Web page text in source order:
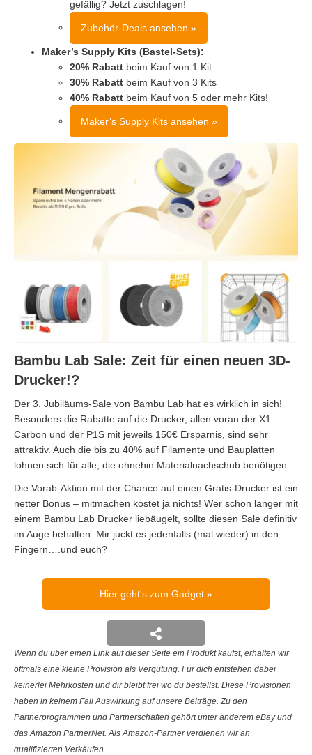
gefällig? Jetzt zuschlagen!
Zubehör-Deals ansehen »
Maker’s Supply Kits (Bastel-Sets):
20% Rabatt beim Kauf von 1 Kit
30% Rabatt beim Kauf von 3 Kits
40% Rabatt beim Kauf von 5 oder mehr Kits!
Maker’s Supply Kits ansehen »
Bambu Lab Sale: Zeit für einen neuen 3D-
Drucker!?
Der 3. Jubiläums-Sale von Bambu Lab hat es wirklich in sich!
Besonders die Rabatte auf die Drucker, allen voran der X1
Carbon und der P1S mit jeweils 150€ Ersparnis, sind sehr
attraktiv. Auch die bis zu 40% auf Filamente und Bauplatten
lohnen sich für alle, die ohnehin Materialnachschub benötigen.
Die Vorab-Aktion mit der Chance auf einen Gratis-Drucker ist ein
netter Bonus – mitmachen kostet ja nichts! Wer schon länger mit
einem Bambu Lab Drucker liebäugelt, sollte diesen Sale definitiv
im Auge behalten. Mir juckt es jedenfalls (mal wieder) in den
Fingern….und euch?
Hier geht's zum Gadget
Wenn du über einen Link auf dieser Seite ein Produkt kaufst, erhalten wir
oftmals eine kleine Provision als Vergütung. Für dich entstehen dabei
keinerlei Mehrkosten und dir bleibt frei wo du bestellst. Diese Provisionen
haben in keinem Fall Auswirkung auf unsere Beiträge. Zu den
Partnerprogrammen und Partnerschaften gehört unter anderem eBay und
das Amazon PartnerNet. Als Amazon-Partner verdienen wir an
qualifizierten Verkäufen.